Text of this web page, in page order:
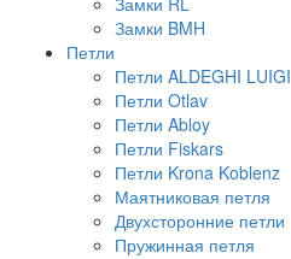
Замки BMH
Петли
Петли ALDEGHI LUIGI
Петли Otlav
Петли Abloy
Петли Fiskars
Петли Krona Koblenz
Маятниковая петля
Двухсторонние петли
Пружинная петля